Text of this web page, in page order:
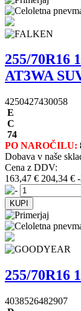
255/70R16
AT3WA
4250427430058
E
C
74
PO NAROČILU:
Dobava v naše
Cena z DDV:
163,47 € 204,34 €
255/70R16
4038526482907